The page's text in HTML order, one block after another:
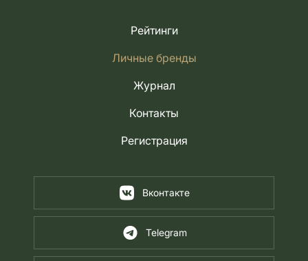
Рейтинги
Личные бренды
Журнал
Контакты
Регистрация
Вконтакте
Telegram